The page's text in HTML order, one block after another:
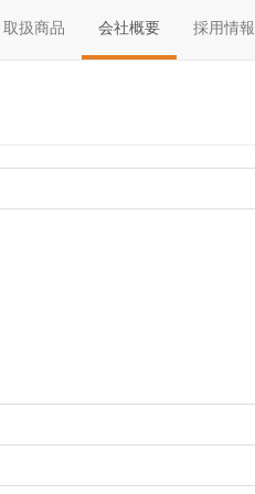
取扱商品 会社概要 採用情報